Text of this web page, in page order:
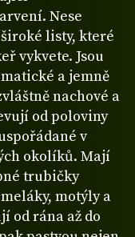
Nese
listy, které
vykvete. Jsou
a jemně
nachové a
od poloviny
v
okolíků. Mají
trubičky
motýly a
od rána až do